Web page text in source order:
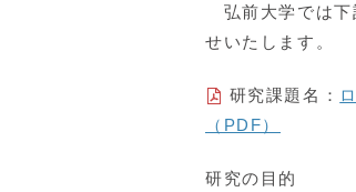
弘前大学では下
せいたします。
研究課題名：
（PDF）
研究の目的